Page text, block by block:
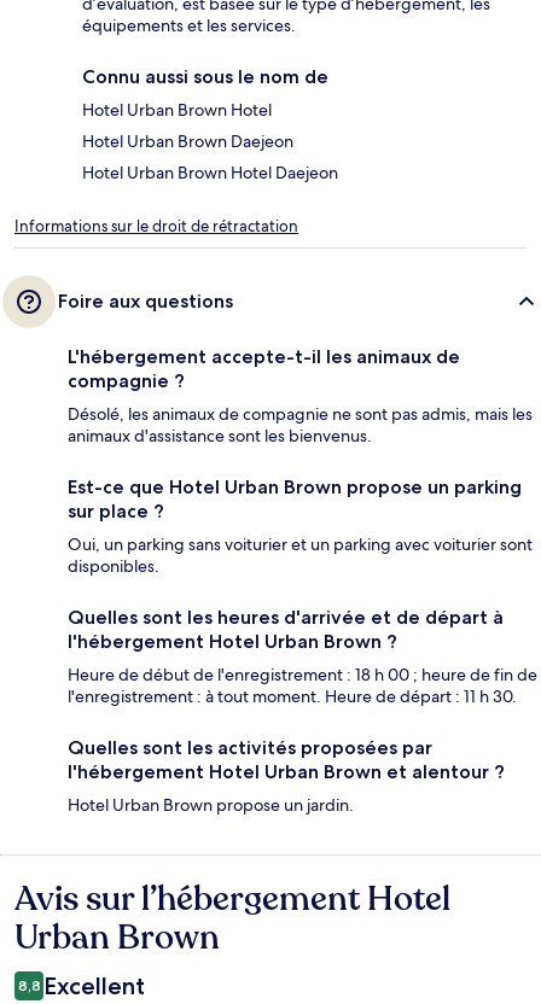
équipements et les services.
Connu aussi sous le nom de
Hotel Urban Brown Hotel
Hotel Urban Brown Daejeon
Hotel Urban Brown Hotel Daejeon
Informations sur le droit de rétractation
Foire aux questions
L'hébergement accepte-t-il les animaux de
compagnie ?
Désolé, les animaux de compagnie ne sont pas admis, mais les
animaux d'assistance sont les bienvenus.
Est-ce que Hotel Urban Brown propose un parking
sur place ?
Oui, un parking sans voiturier et un parking avec voiturier sont
disponibles.
Quelles sont les heures d'arrivée et de départ à
l'hébergement Hotel Urban Brown ?
Heure de début de l'enregistrement : 18 h 00 ; heure de fin de
l'enregistrement : à tout moment. Heure de départ : 11 h 30.
Quelles sont les activités proposées par
l'hébergement Hotel Urban Brown et alentour ?
Hotel Urban Brown propose un jardin.
Avis
Avis sur l’hébergement Hotel
Urban Brown
8,8 Excellent